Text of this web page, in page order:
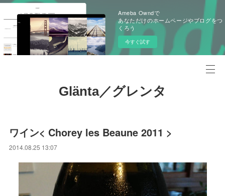
Ameba Owndで
あなただけのホームページやブログをつ
くろう
今すぐ試す
Glänta／グレンタ
ワイン< Chorey les Beaune 2011 >
2014.08.25 13:07